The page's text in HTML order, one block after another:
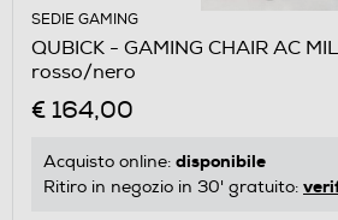
SEDIE GAMING
QUBICK - GAMING CHAIR AC
rosso/nero
€ 164,00
Acquisto online: disponibile
Ritiro in negozio in 30' gratuito: